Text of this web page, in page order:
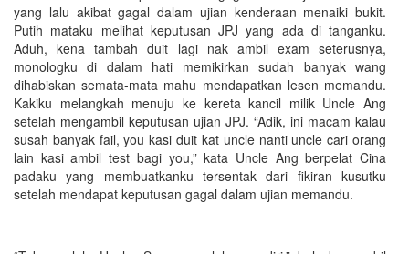
yang lalu akibat gagal dalam ujian kenderaan menaiki bukit.
Putih mataku melihat keputusan JPJ yang ada di tanganku.
Aduh, kena tambah duit lagi nak ambil exam seterusnya,
monologku di dalam hati memikirkan sudah banyak wang
dihabiskan semata-mata mahu mendapatkan lesen memandu.
Kakiku melangkah menuju ke kereta kancil milik Uncle Ang
setelah mengambil keputusan ujian JPJ. “Adik, ini macam kalau
susah banyak fail, you kasi duit kat uncle nanti uncle cari orang
lain kasi ambil test bagi you,” kata Uncle Ang berpelat Cina
padaku yang membuatkanku tersentak dari fikiran kusutku
setelah mendapat keputusan gagal dalam ujian memandu.